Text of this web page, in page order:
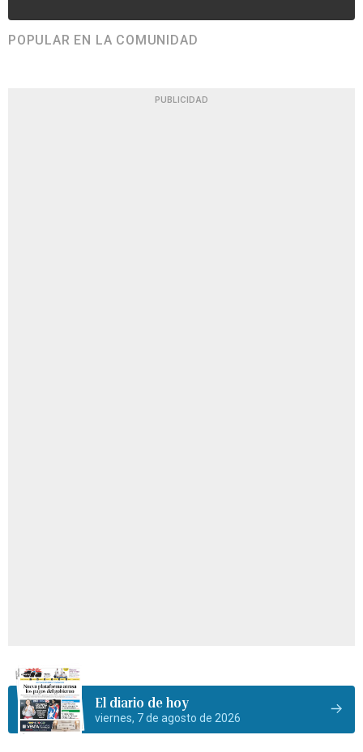
POPULAR EN LA COMUNIDAD
PUBLICIDAD
El diario de hoy
viernes, 7 de agosto de 2026